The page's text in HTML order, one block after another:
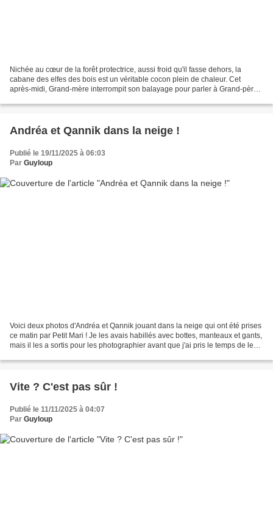
Nichée au cœur de la forêt protectrice, aussi froid qu'il fasse dehors, la
cabane des elfes des bois est un véritable cocon plein de chaleur. Cet
après-midi, Grand-mère interrompit son balayage pour parler à Grand-père.
Andréa et Qannik dans la neige !
Publié le 19/11/2025 à 06:03
Par Guyloup
Voici deux photos d'Andréa et Qannik jouant dans la neige qui ont été prises
ce matin par Petit Mari ! Je les avais habillés avec bottes, manteaux et gants,
mais il les a sortis pour les photographier avant que j'ai pris le temps de le
Vite ? C'est pas sûr !
Publié le 11/11/2025 à 04:07
Par Guyloup